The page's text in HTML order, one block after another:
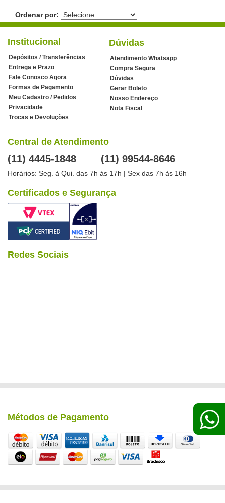
Ordenar por:
Institucional
Depósitos / Transferências
Entrega e Prazo
Fale Conosco Agora
Formas de Pagamento
Meu Cadastro / Pedidos
Privacidade
Trocas e Devoluções
Dúvidas
Atendimento Whatsapp
Compra Segura
Dúvidas
Gerar Boleto
Nosso Endereço
Nota Fiscal
Central de Atendimento
(11) 4445-1848 (11) 99544-8646
Horários: Seg. à Qui. das 7h às 17h | Sex das 7h às 16h
Certificados e Segurança
Redes Sociais
Métodos de Pagamento